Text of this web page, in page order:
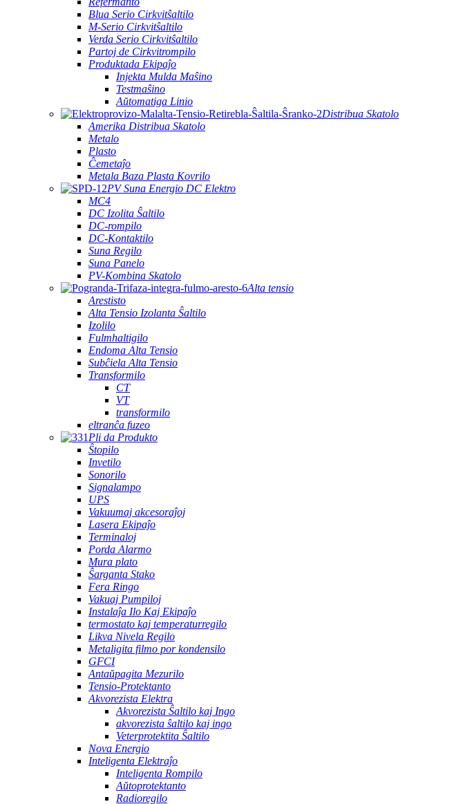
Blua Serio Cirkvitŝaltilo
M-Serio Cirkvitŝaltilo
Verda Serio Cirkvitŝaltilo
Partoj de Cirkvitrompilo
Produktada Ekipaĵo
Injekta Mulda Maŝino
Testmaŝino
Aŭtomatiga Linio
Distribua Skatolo
Amerika Distribua Skatolo
Metalo
Plasto
Ĉemetaĵo
Metala Baza Plasta Kovrilo
PV Suna Energio DC Elektro
MC4
DC Izolita Ŝaltilo
DC-rompilo
DC-Kontaktilo
Suna Regilo
Suna Panelo
PV-Kombina Skatolo
Alta tensio
Arestisto
Alta Tensio Izolanta Ŝaltilo
Izolilo
Fulmhaltigilo
Endoma Alta Tensio
Subĉiela Alta Tensio
Transformilo
CT
VT
transformilo
eltranĉa fuzeo
Pli da Produkto
Ŝtopilo
Invetilo
Sonorilo
Signalampo
UPS
Vakuumaj akcesoraĵoj
Lasera Ekipaĵo
Terminaloj
Porda Alarmo
Mura plato
Ŝarganta Stako
Fera Ringo
Vakuaj Pumpiloj
Instalaĵa Ilo Kaj Ekipaĵo
termostato kaj temperaturregilo
Likva Nivela Regilo
Metaligita filmo por kondensilo
GFCI
Antaŭpagita Mezurilo
Tensio-Protektanto
Akvorezista Elektra
Akvorezista Ŝaltilo kaj Ingo
akvorezista ŝaltilo kaj ingo
Veterprotektita Ŝaltilo
Nova Energio
Inteligenta Elektraĵo
Inteligenta Rompilo
Aŭtoprotektanto
Radioregilo